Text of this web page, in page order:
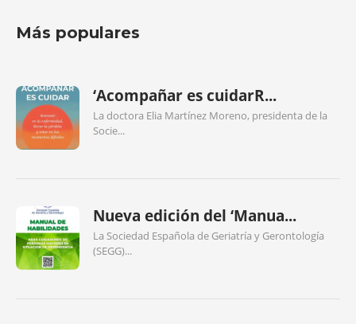
Más populares
‘Acompañar es cuidarR...
La doctora Elia Martínez Moreno, presidenta de la
Socie...
Nueva edición del ‘Manua...
La Sociedad Española de Geriatría y Gerontología
(SEGG)...